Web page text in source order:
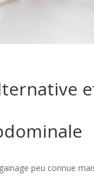
peu connue